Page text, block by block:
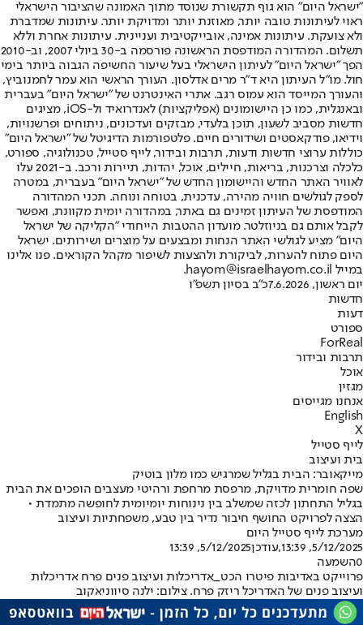
"ישראל היום" הוא גוף תקשורת שנוסד מתוך האמונה שהציבור הישראלי
ראוי לעיתונות טובה יותר, מאוזנת יותר ומדויקת יותר. עיתונות שמדברת
ולא צועקת. עיתונות אמינה, אובייקטיבית ועניינית. עיתונות אחרת וללא
תשלום. המהדורה המודפסת הראשונה פורסמה ב-30 ביולי 2007, וב-2010
הפך "ישראל היום" לעיתון הישראלי בעל שיעור החשיפה הגבוה ביותר בימי
חול. מו"ל העיתון היא ד"ר מרים אדלסון. העורך הראשי הוא עמר לחמנוביץ,
והעורך המייסד הוא עמוס רגב. אתרי האינטרנט של "ישראל היום" בעברית
ובאנגלית, כמו כן היישומונים (אפליקציות) לאנדרואיד ול-iOS, מציגים
חדשות מסביב לשעון, תוכן בלעדי, מבזקים ועדכונים, ניתוחים ופרשנויות,
וידיאו, פודקאסטים ושידורים חיים. פלטפורמות הדיגיטל של "ישראל היום"
כוללות ערוצי חדשות ודעות, תרבות ובידור, לייף סטייל, טכנולוגיה, ספורט,
כלכלה וצרכנות, בריאות, חיילים, אוכל, יהדות, תיירות ורכב. ב-2021 עלו
לאוויר האתר החדש והיישומון החדש של "ישראל היום" בעברית, במטרה
לספק לגולשים חוויה מהירה, עדכנית, בטוחה ונוחה. תכני המהדורה
המודפסת של העיתון זמינים גם באתר, במהדורה יומית מקוונת, ואפשר
לקבל אותם גם בניוזלטר. מועדון ההטבות הייחודי "הקליקה של ישראל
היום" מציע לגולשי האתר הנחות ומבצעים על מוצרים ושירותים. ישראל
היום פתוח להערות, לביקורת ולהצעות לשיפור מקהל הקוראים. פנו אלינו
במייל hayom@israelhayom.co.il.
יום ראשון, 7.6.2026
כ"ב בסיון תשפ"ו
חדשות
דעות
ספורט
ForReal
תרבות ובידור
אוכל
מגזין
אנחנו מגייסים
English
X
לייף סטייל
בית ועיצוב
מייקאובר: הבית בגליל שמרגיש כמו מלון בוטיק
שפה חומרית מדויקת, מרפסת מרחפת ורהיטי מעצבים הופכים את הבית
בגליל התחתון לכזה שמשלב בין נינוחות יומיומית לחופשה מתמדת •
הצצה לפרויקט החושף חיבור נדיר בין טבע, משפחתיות ועיצוב
מערכת לייף סטייל היום
5/12/2025, 13:39
,עודכן5/12/2025, 13:39
0השמעה
פרוייקט באדיבות פיטרו הכט_אדריכלות ועיצוב פנים פרח אדריכלות
ועיצוב פנים של האדריכל ריזק פרח. צילום: ילנה סיווניאקוב